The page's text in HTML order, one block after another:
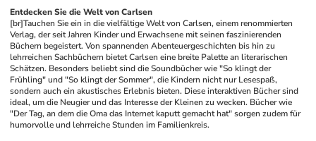
Entdecken Sie die Welt von Carlsen
[br]Tauchen Sie ein in die vielfältige Welt von Carlsen, einem renommierten
Verlag, der seit Jahren Kinder und Erwachsene mit seinen faszinierenden
Büchern begeistert. Von spannenden Abenteuergeschichten bis hin zu
lehrreichen Sachbüchern bietet Carlsen eine breite Palette an literarischen
Schätzen. Besonders beliebt sind die Soundbücher wie "So klingt der
Frühling" und "So klingt der Sommer", die Kindern nicht nur Lesespaß,
sondern auch ein akustisches Erlebnis bieten. Diese interaktiven Bücher sind
ideal, um die Neugier und das Interesse der Kleinen zu wecken. Bücher wie
"Der Tag, an dem die Oma das Internet kaputt gemacht hat" sorgen zudem für
humorvolle und lehrreiche Stunden im Familienkreis.